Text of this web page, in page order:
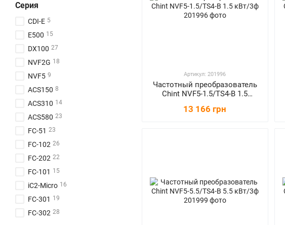
Артикул: 201996
Частотный преобразователь
Chint NVF5-1.5/TS4-B 1.5
13 166 грн
55
75 11
90 7
110 7
132 7
160 7
185 1
200 7
220 2
250 7
280 2
315 5
350 1
355 2
400 5
450 1
Серия
CDI-E 5
E500 15
DX100 27
NVF2G 18
NVF5 9
ACS150 8
ACS310 14
ACS580 23
FC-51 23
FC-102 26
FC-202 22
FC-101 15
iC2-Micro 16
FC-301 19
FC-302 28